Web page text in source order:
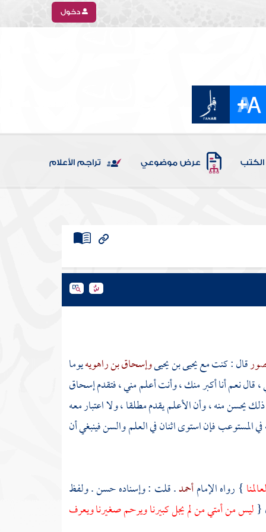
دخول
الكتب عرض موضوعي تراجم الأعلام
قال : كنت معيحيى بن يحيىوإسحاق بن راهويهيوما
قال نعم أنا أكبر منك ، وأنت أعلم مني ، فتقدمإسحاق
يحسن منه ، وأن الأعلم يقدم مطلقا ، ولا اعتبار معه
فإن استوى اثنان في العلم والسن فينبغي أن
} رواه الإمامأحمد. قلت : وإسناده حسن . ولفظ
{ليس من أمتي من لم يجل كبيرنا ويرحم صغيرنا ويعرف